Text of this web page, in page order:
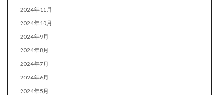
2024年11月
2024年10月
2024年9月
2024年8月
2024年7月
2024年6月
2024年5月